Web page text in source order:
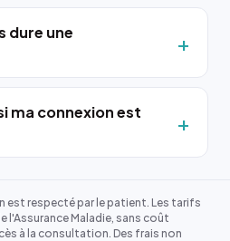
dure une
ma connexion est
est respecté par le patient. Les tarifs
l'Assurance Maladie, sans coût
à la consultation. Des frais non